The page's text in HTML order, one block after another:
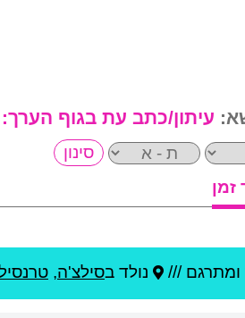
עיתון/כתב עת בגוף הערך:
זמן
ומתרגם /// נולד בסילצ'ה,